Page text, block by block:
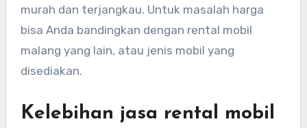
murah dan terjangkau. Untuk masalah harga
bisa Anda bandingkan dengan rental mobil
malang yang lain, atau jenis mobil yang
disediakan.
Kelebihan jasa rental mobil